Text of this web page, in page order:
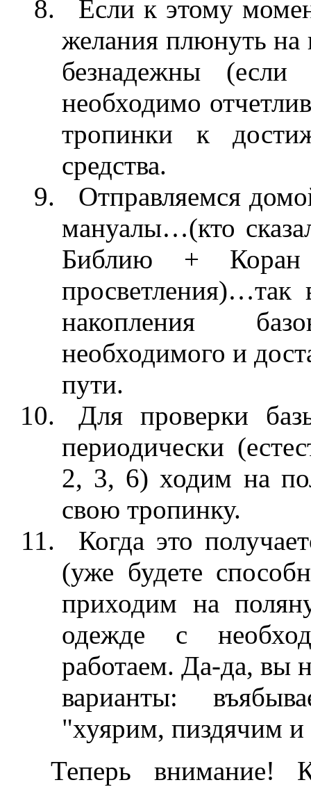
Если к этому
желания плюнуть на
безнадежны
необходимо
тропинки к
средства.
Отправляемся
мануалы…(кто
Библию +
накопления
необходимого и
пути.
Для проверки
периодически
2, 3, 6) ходим на
свою тропинку.
Когда это
(уже будете
приходим на
одежде с
работаем. Да-да, вы
варианты:
"хуярим, пиздячим
Теперь внимание!